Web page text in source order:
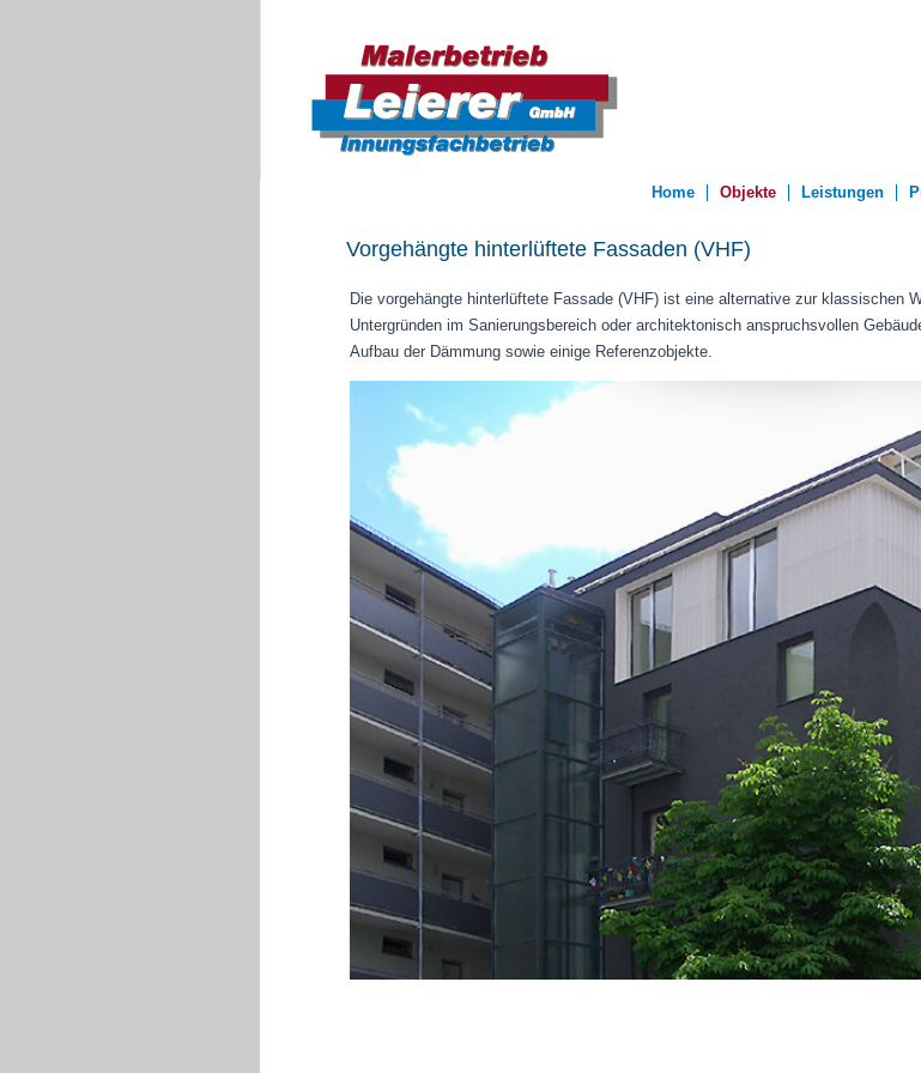
Home Objekte Leistungen
Vorgehängte hinterlüftete Fassaden (VHF)
Die vorgehängte hinterlüftete Fassade (VHF) ist eine alternative zur klassischen
Untergründen im Sanierungsbereich oder architektonisch anspruchsvollen
Aufbau der Dämmung sowie einige Referenzobjekte.